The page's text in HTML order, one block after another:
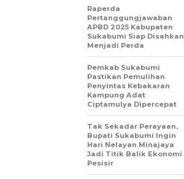
Raperda
Pertanggungjawaban
APBD 2025 Kabupaten
Sukabumi Siap Disahkan
Menjadi Perda
Pemkab Sukabumi
Pastikan Pemulihan
Penyintas Kebakaran
Kampung Adat
Ciptamulya Dipercepat
Tak Sekadar Perayaan,
Bupati Sukabumi Ingin
Hari Nelayan Minajaya
Jadi Titik Balik Ekonomi
Pesisir